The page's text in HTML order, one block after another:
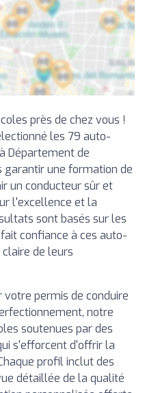
près de chez vous !
les 79 auto-
Département de
une formation de
un conducteur sûr et
l'excellence et la
sont basés sur les
confiance à ces auto-
de leurs
votre permis de conduire
notre
soutenues par des
s'efforcent d'offrir la
profil inclut des
détaillée de la qualité